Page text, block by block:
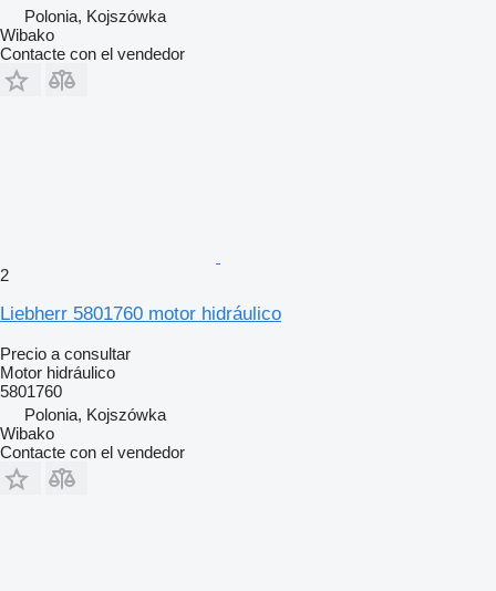
Polonia, Kojszówka
Wibako
Contacte con el vendedor
2
Liebherr 5801760 motor hidráulico
Precio a consultar
Motor hidráulico
5801760
Polonia, Kojszówka
Wibako
Contacte con el vendedor